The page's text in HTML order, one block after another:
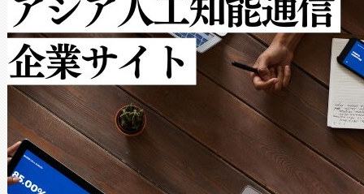
ルの変電所周囲を監視でき、
作業と点群処理を簡素化でき
Avia 2は、2種類のFOVオプシ
× 80°のノーマルモード、長
ードを切り替えて使用するこ